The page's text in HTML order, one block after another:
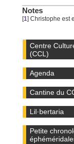
Notes
[1] Christophe est
Centre
(CCL)
Agenda
Cantine du
Lil·bertaria
Petite